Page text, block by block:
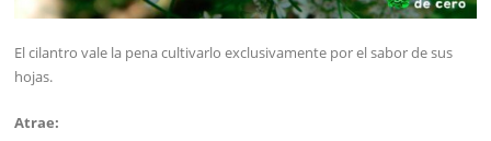
El cilantro vale la pena cultivarlo exclusivamente por el sabor de sus
hojas.
Atrae: